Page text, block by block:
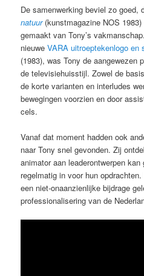
De samenwerking beviel zo
natuur (kunstmagazine NOS
gemaakt van Tony’s
nieuweVARA uitroeptekenlogo en
(1983), was Tony de aangewezen
de televisiehuisstijl. Zowel de
de korte varianten en interludes
bewegingen voorzien en door
cels.
Vanaf dat moment hadden ook
naar Tony snel gevonden. Zij
animator aan leaderontwerpen
regelmatig in voor hun
een niet-onaanzienlijke bijdrage
professionalisering van de